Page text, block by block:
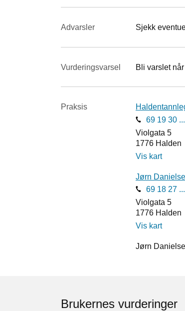
Advarsler Sjekk
Vurderings­varsel Bli varslet
Praksis
69 19 30 ...
Violgata 5
1776 Halden
Vis kart
Jørn
69 18 27 ...
Violgata 5
1776 Halden
Vis kart
Jørn
Brukernes vurderinger